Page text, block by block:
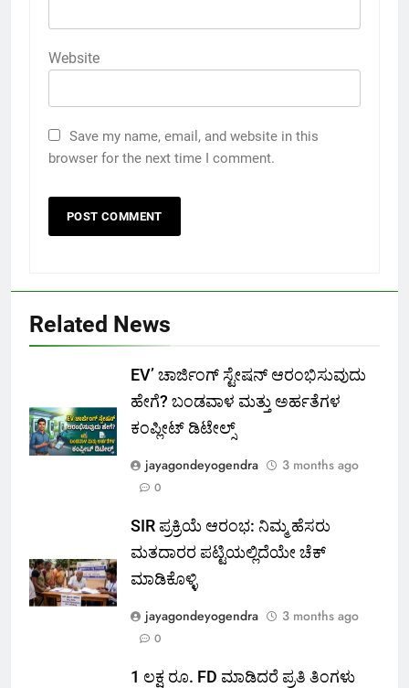
Website
Save my name, email, and website in this
browser for the next time I comment.
Related News
EV’ ಚಾರ್ಜಿಂಗ್ ಸ್ಟೇಷನ್ ಆರಂಭಿಸುವುದು
ಹೇಗೆ? ಬಂಡವಾಳ ಮತ್ತು ಅರ್ಹತೆಗಳ
ಕಂಪ್ಲೀಟ್ ಡಿಟೇಲ್ಸ್
jayagondeyogendra
3 months ago
0
SIR ಪ್ರಕ್ರಿಯೆ ಆರಂಭ: ನಿಮ್ಮ ಹೆಸರು
ಮತದಾರರ ಪಟ್ಟಿಯಲ್ಲಿದೆಯೇ ಚೆಕ್
ಮಾಡಿಕೊಳ್ಳಿ
jayagondeyogendra
3 months ago
0
1 ಲಕ್ಷ ರೂ. FD ಮಾಡಿದರೆ ಪ್ರತಿ ತಿಂಗಳು